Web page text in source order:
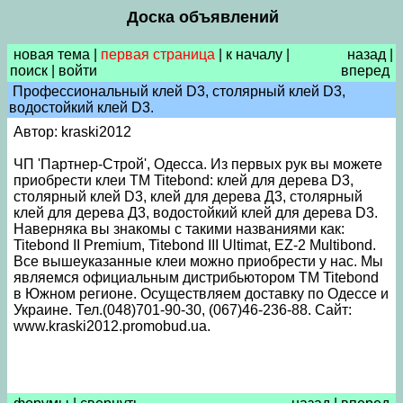
Доска объявлений
новая тема первая страница к началу
поиск
войти
назад
вперед
Профессиональный клей D3, столярный клей D3,
водостойкий клей D3.
Автор: kraski2012
ЧП 'Партнер-Строй', Одесса. Из первых рук вы можете
приобрести клеи ТМ Titebond: клей для дерева D3,
столярный клей D3, клей для дерева Д3, столярный
клей для дерева Д3, водостойкий клей для дерева D3.
Наверняка вы знакомы с такими названиями как:
Titebond II Premium, Titebond III Ultimat, EZ-2 Multibond.
Все вышеуказанные клеи можно приобрести у нас. Мы
являемся официальным дистрибьютором ТМ Titebond
в Южном регионе. Осуществляем доставку по Одессе и
Украине. Тел.(048)701-90-30, (067)46-236-88. Сайт:
www.kraski2012.promobud.ua.